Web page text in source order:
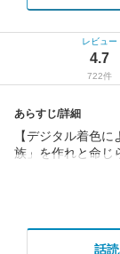
レビュー
4.7
722件
あらすじ/詳細
【デジタル着色
族」を作れと命じ
話